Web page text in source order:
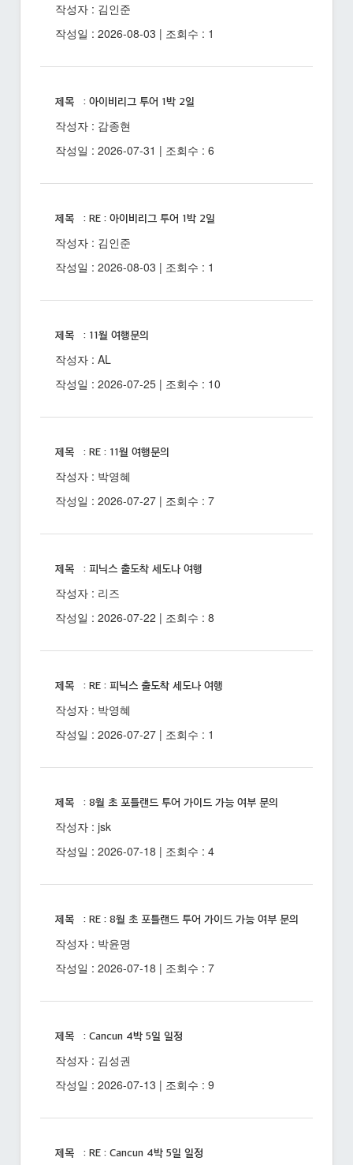
작성자 : 김인준
작성일 : 2026-08-03 | 조회수 : 1
제목 : 아이비리그 투어 1박 2일
작성자 : 감종현
작성일 : 2026-07-31 | 조회수 : 6
제목 : RE : 아이비리그 투어 1박 2일
작성자 : 김인준
작성일 : 2026-08-03 | 조회수 : 1
제목 : 11월 여행문의
작성자 : AL
작성일 : 2026-07-25 | 조회수 : 10
제목 : RE : 11월 여행문의
작성자 : 박영혜
작성일 : 2026-07-27 | 조회수 : 7
제목 : 피닉스 출도착 세도나 여행
작성자 : 리즈
작성일 : 2026-07-22 | 조회수 : 8
제목 : RE : 피닉스 출도착 세도나 여행
작성자 : 박영혜
작성일 : 2026-07-27 | 조회수 : 1
제목 : 8월 초 포틀랜드 투어 가이드 가능 여부 문의
작성자 : jsk
작성일 : 2026-07-18 | 조회수 : 4
제목 : RE : 8월 초 포틀랜드 투어 가이드 가능 여부 문의
작성자 : 박윤명
작성일 : 2026-07-18 | 조회수 : 7
제목 : Cancun 4박 5일 일정
작성자 : 김성권
작성일 : 2026-07-13 | 조회수 : 9
제목 : RE : Cancun 4박 5일 일정